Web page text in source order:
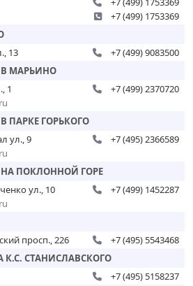
+7 (499) 1753369
13
+7 (499) 9083500
В МАРЬИНО
1
+7 (499) 2370720
ПАРКЕ ГОРЬКОГО
ул., 9
+7 (495) 2366589
ПОКЛОННОЙ ГОРЕ
ул., 10
+7 (499) 1452287
просп., 226
+7 (495) 5543468
СТАНИСЛАВСКОГО
+7 (495) 5158237